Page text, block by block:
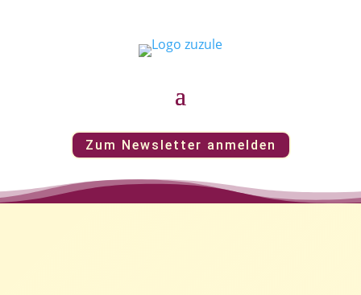
Zum Newsletter anmelden